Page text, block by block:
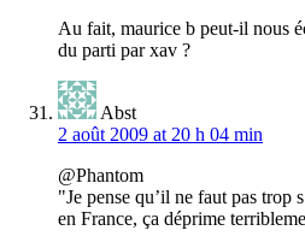
Au fait, maurice b peut-il nous
du parti par xav ?
Abst
2 août 2009 at 20 h 04 min
@Phantom
"Je pense qu’il ne faut pas trop
en France, ça déprime